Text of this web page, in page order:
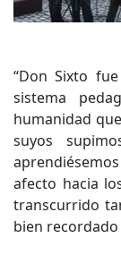
“Don Sixto
sistema
humanidad
suyos
afecto hacia
transcurrido
bien